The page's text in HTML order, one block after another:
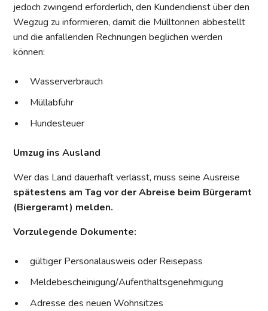
jedoch zwingend erforderlich, den Kundendienst über den
Wegzug zu informieren, damit die Mülltonnen abbestellt
und die anfallenden Rechnungen beglichen werden
können:
Wasserverbrauch
Müllabfuhr
Hundesteuer
Umzug ins Ausland
Wer das Land dauerhaft verlässt, muss seine Ausreise
spätestens am Tag vor der Abreise beim Bürgeramt
(Biergeramt) melden.
Vorzulegende Dokumente:
gültiger Personalausweis oder Reisepass
Meldebescheinigung/Aufenthaltsgenehmigung
Adresse des neuen Wohnsitzes